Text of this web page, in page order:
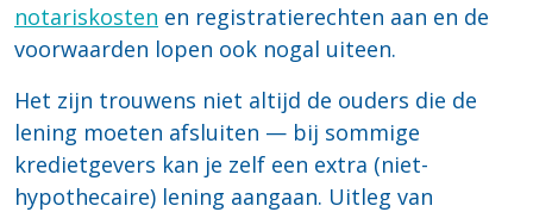
notariskosten en registratierechten aan en de
voorwaarden lopen ook nogal uiteen.
Het zijn trouwens niet altijd de ouders die de
lening moeten afsluiten — bij sommige
kredietgevers kan je zelf een extra (niet-
hypothecaire) lening aangaan. Uitleg van